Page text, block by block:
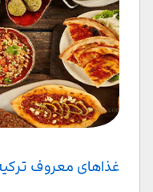
غذاهای معروف